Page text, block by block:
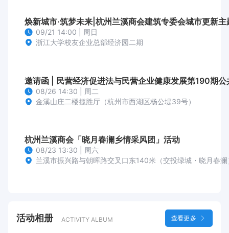
地经济发展。 2023年4月15日，商会
选举产生了第六届理事会，在新一届
领导班子的带领下，商会队伍不断扩
焕新城市·筑梦未来|杭州兰溪商会建筑专委会城市更新
09/21 14:00 | 周日
浙江大学校友企业总部经济园二期
邀请函 | 民营经济促进法与民营企业健康发展第190期
08/26 14:30 | 周二
金溪山庄二楼揽胜厅（杭州市西湖区杨公堤39号）
杭州兰溪商会「晓月春澜乡情采风团」活动
08/23 13:30 | 周六
兰溪市振兴路与朝晖路交叉口东140米（交投绿城・晓月春澜
活动相册 ACTIVITY ALBUM 查看更多